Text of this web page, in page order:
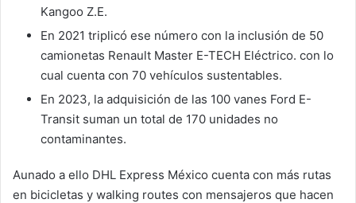
Kangoo Z.E.
En 2021 triplicó ese número con la inclusión de 50
camionetas Renault Master E-TECH Eléctrico. con lo
cual cuenta con 70 vehículos sustentables.
En 2023, la adquisición de las 100 vanes Ford E-
Transit suman un total de 170 unidades no
contaminantes.
Aunado a ello DHL Express México cuenta con más rutas
en bicicletas y walking routes con mensajeros que hacen